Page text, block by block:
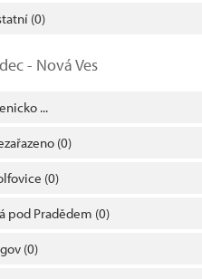
(0)
- Nová Ves
...
(0)
(0)
pod Pradědem (0)
(0)